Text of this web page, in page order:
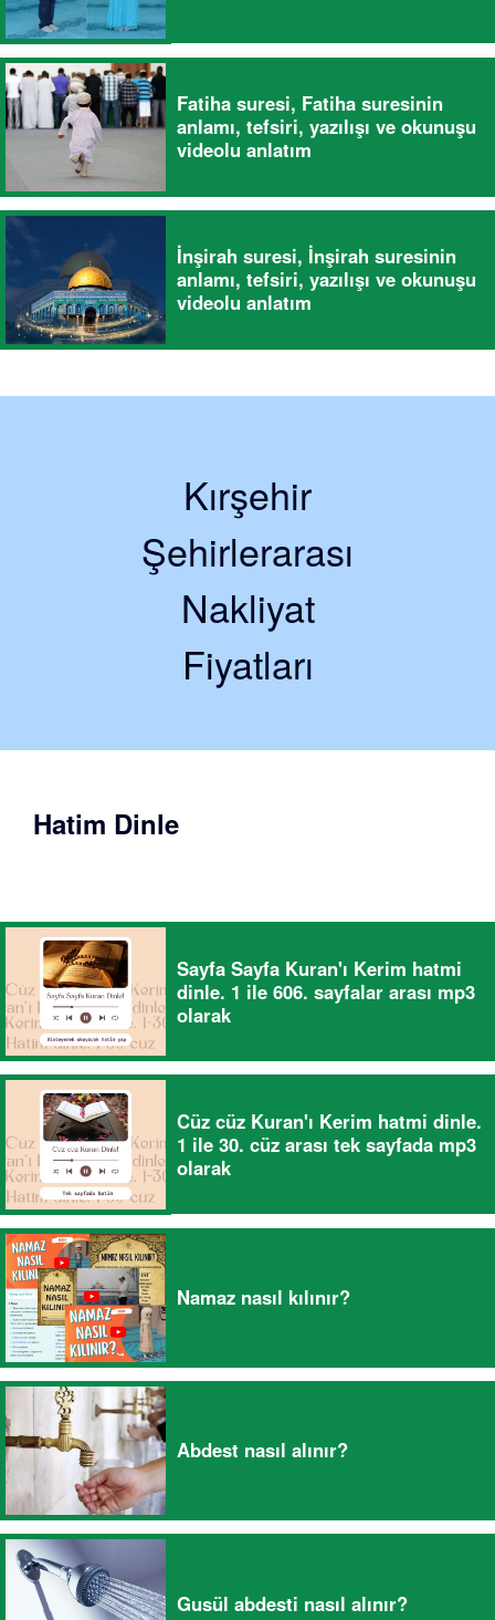
Fatiha suresi, Fatiha suresinin
anlamı, tefsiri, yazılışı ve okunuşu
videolu anlatım
İnşirah suresi, İnşirah suresinin
anlamı, tefsiri, yazılışı ve okunuşu
videolu anlatım
Kırşehir
Şehirlerarası
Nakliyat
Fiyatları
Hatim Dinle
Sayfa Sayfa Kuran'ı Kerim hatmi
dinle. 1 ile 606. sayfalar arası mp3
olarak
Cüz cüz Kuran'ı Kerim hatmi dinle.
1 ile 30. cüz arası tek sayfada mp3
olarak
Namaz nasıl kılınır?
Abdest nasıl alınır?
Gusül abdesti nasıl alınır?